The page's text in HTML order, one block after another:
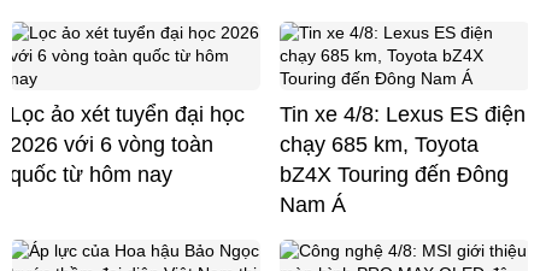
Lọc ảo xét tuyển đại học
2026 với 6 vòng toàn
quốc từ hôm nay
Tin xe 4/8: Lexus ES điện
chạy 685 km, Toyota
bZ4X Touring đến Đông
Nam Á